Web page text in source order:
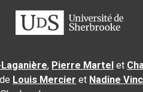
, Pierre Martel et
Louis Mercier et Nadine